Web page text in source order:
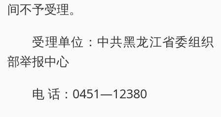
间不予受理。
受理单位：中共黑龙江省委组织
部举报中心
电 话：0451—12380